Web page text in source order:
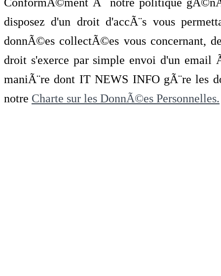
disposez d'un droit d'accÃ¨s vous
donnÃ©es collectÃ©es vous concernant,
droit s'exerce par simple envoi d'un
maniÃ¨re dont IT NEWS INFO gÃ¨re les
notre Charte sur les DonnÃ©es Personnelles.